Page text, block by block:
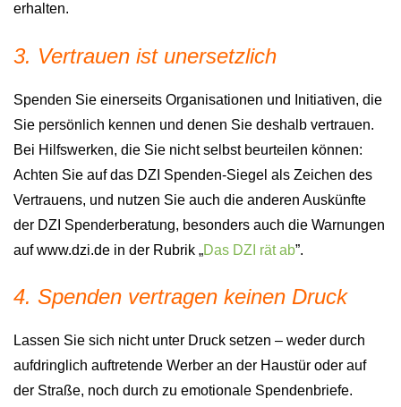
erhalten.
3. Vertrauen ist unersetzlich
Spenden Sie einerseits Organisationen und Initiativen, die
Sie persönlich kennen und denen Sie deshalb vertrauen.
Bei Hilfswerken, die Sie nicht selbst beurteilen können:
Achten Sie auf das DZI Spenden-Siegel als Zeichen des
Vertrauens, und nutzen Sie auch die anderen Auskünfte
der DZI Spenderberatung, besonders auch die Warnungen
auf www.dzi.de in der Rubrik „Das DZI rät ab”.
4. Spenden vertragen keinen Druck
Lassen Sie sich nicht unter Druck setzen – weder durch
aufdringlich auftretende Werber an der Haustür oder auf
der Straße, noch durch zu emotionale Spendenbriefe.